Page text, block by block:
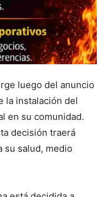
luego del anuncio
la instalación del
en su comunidad.
decisión traerá
su salud, medio